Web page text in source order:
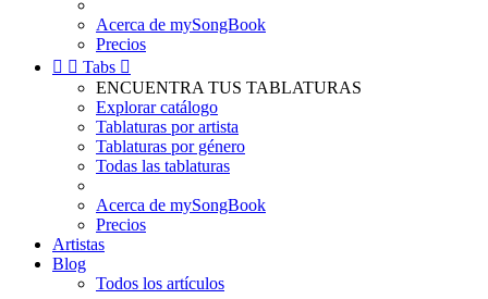
Acerca de mySongBook
Precios
  Tabs 
ENCUENTRA TUS TABLATURAS
Explorar catálogo
Tablaturas por artista
Tablaturas por género
Todas las tablaturas
Acerca de mySongBook
Precios
Artistas
Blog
Todos los artículos